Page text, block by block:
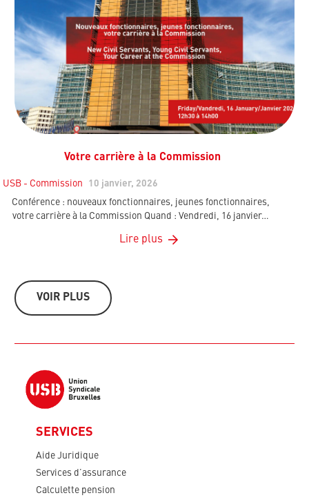
Votre carrière à la Commission
USB - Commission
10 janvier, 2026
Conférence : nouveaux fonctionnaires, jeunes fonctionnaires,
votre carrière à la Commission Quand : Vendredi, 16 janvier…
Lire plus
VOIR PLUS
SERVICES
Aide Juridique
Services d’assurance
Calculette pension